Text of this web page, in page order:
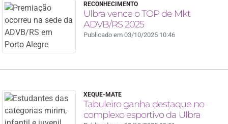
RECONHECIMENTO
Ulbra vence o TOP de Mkt
ADVB/RS 2025
Publicado em 03/10/2025 10:46
XEQUE-MATE
Tabuleiro ganha destaque no
complexo esportivo da Ulbra